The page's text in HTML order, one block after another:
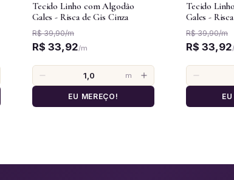
Tecido Linho com Algodão
Gales - Risca de Gis Cinza
R$ 39,90/m
R$ 33,92/m
m
EU MEREÇO!
Tecido
Gales -
R$ 39,90/m
R$ 33,92/